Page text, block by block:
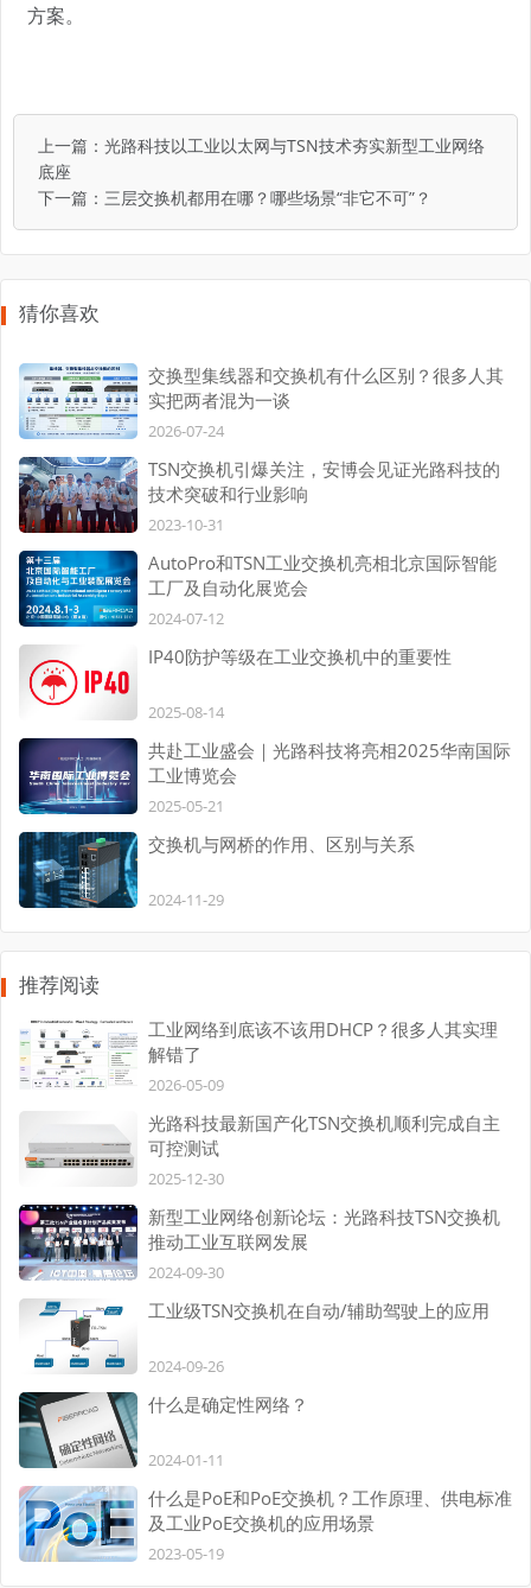
方案。
上一篇： 光路科技以工业以太网与TSN技术夯实新型工业网络
底座
下一篇： 三层交换机都用在哪？哪些场景“非它不可”？
猜你喜欢
交换型集线器和交换机有什么区别？很多人其
实把两者混为一谈
2026-07-24
TSN交换机引爆关注，安博会见证光路科技的
技术突破和行业影响
2023-10-31
AutoPro和TSN工业交换机亮相北京国际智能
工厂及自动化展览会
2024-07-12
IP40防护等级在工业交换机中的重要性
2025-08-14
共赴工业盛会｜光路科技将亮相2025华南国际
工业博览会
2025-05-21
交换机与网桥的作用、区别与关系
2024-11-29
推荐阅读
工业网络到底该不该用DHCP？很多人其实理
解错了
2026-05-09
光路科技最新国产化TSN交换机顺利完成自主
可控测试
2025-12-30
新型工业网络创新论坛：光路科技TSN交换机
推动工业互联网发展
2024-09-30
工业级TSN交换机在自动/辅助驾驶上的应用
2024-09-26
什么是确定性网络？
2024-01-11
什么是PoE和PoE交换机？工作原理、供电标准
及工业PoE交换机的应用场景
2023-05-19